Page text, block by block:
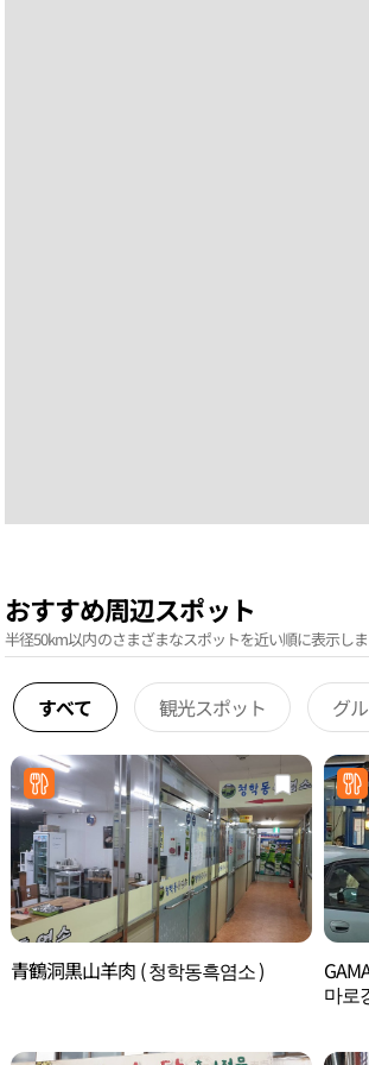
おすすめ周辺スポット
半径50km以内のさまざまなスポットを近い順に表示し
すべて 観光スポット グ
青鶴洞黒山羊肉 ( 청학동흑염소 )
마로